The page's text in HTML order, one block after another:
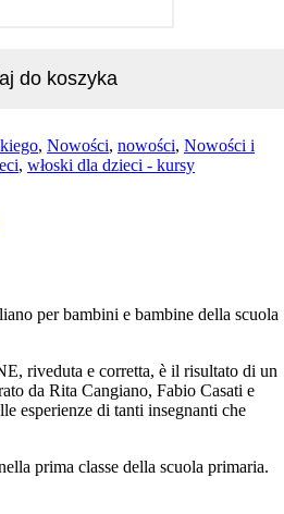
do koszyka
,Nowości,nowości,Nowości i
,włoski dla dzieci - kursy
per bambini e bambine della scuola
riveduta e corretta, è il risultato di un
da Rita Cangiano, Fabio Casati e
esperienze di tanti insegnanti che
prima classe della scuola primaria.